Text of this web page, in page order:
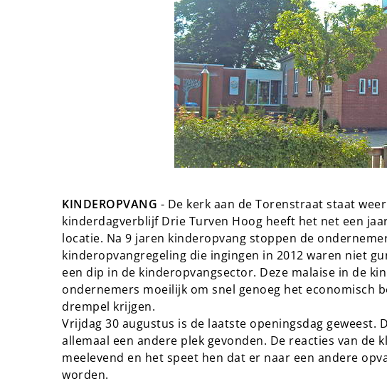
KINDEROPVANG - De kerk aan de Torenstraat staat
kinderdagverblijf Drie Turven Hoog heeft het net een
locatie. Na 9 jaren kinderopvang stoppen de
kinderopvangregeling die ingingen in 2012 waren niet
een dip in de kinderopvangsector. Deze malaise in de
ondernemers moeilijk om snel genoeg het economisch
drempel krijgen.
Vrijdag 30 augustus is de laatste openingsdag geweest.
allemaal een andere plek gevonden. De reacties van de
meelevend en het speet hen dat er naar een andere
worden.